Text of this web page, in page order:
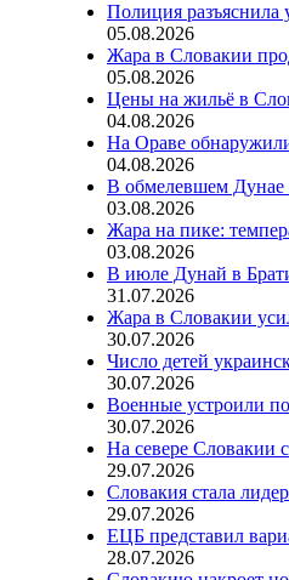
Полиция
05.08.2026
Жара в Словакии
05.08.2026
Цены на жильё в
04.08.2026
На Ораве
04.08.2026
В обмелевшем Дунае
03.08.2026
Жара на пике:
03.08.2026
В июле Дунай в
31.07.2026
Жара в Словакии
30.07.2026
Число детей
30.07.2026
Военные устроили
30.07.2026
На севере Словакии
29.07.2026
Словакия стала
29.07.2026
ЕЦБ представил
28.07.2026